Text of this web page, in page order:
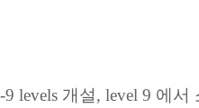
9 levels 개설, level 9 에서